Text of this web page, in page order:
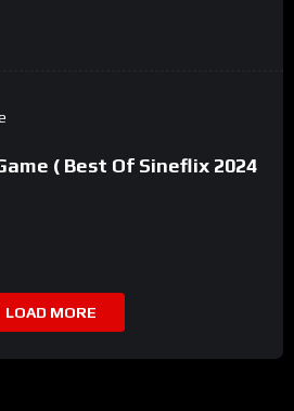
( Best Of Sineflix 2024
LOAD MORE